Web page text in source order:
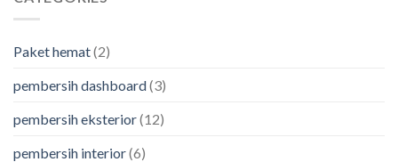
Paket hemat(2)
pembersih dashboard(3)
pembersih eksterior(12)
pembersih interior(6)